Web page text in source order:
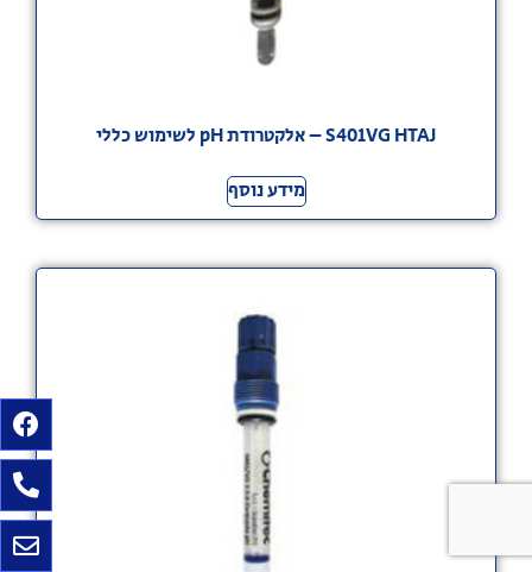
S401VG HTAJ – אלקטרודת pH לשימוש כללי
מידע נוסף